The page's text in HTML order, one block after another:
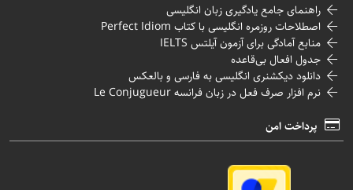
راهنمای جامع یادگیری زبان انگلیسی
اصطلاحات روزمره انگلیسی با کتاب Perfect Idiom
منابع آمادگی برای آزمون آیلتس IELTS
جدول افعال بی‌قاعده
دانلود دیکشنری انگلیسی به فارسی و بالعکس
نرم افزار صرف فعل در زبان فرانسه Le Conjugueur
پرداخت امن